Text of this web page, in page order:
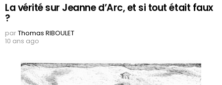
La vérité sur Jeanne d’Arc, et si tout était faux
?
parThomas RIBOULET
10 ans ago